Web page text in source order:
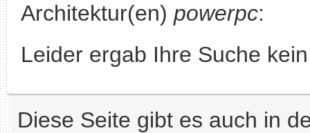
Architektur(en) powerpc:
Leider ergab Ihre Suche
Diese Seite gibt es auch in